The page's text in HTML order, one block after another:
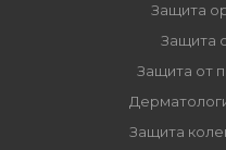
Защита
Защита
Защита от
Защита